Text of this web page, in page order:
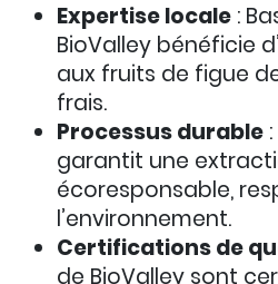
Expertise locale :
BioValley bénéficie
aux fruits de figue
frais.
Processus durable
garantit une
écoresponsable,
l’environnement.
Certifications de
de BioValley sont